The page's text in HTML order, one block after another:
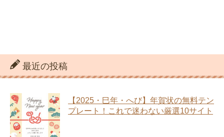
最近の投稿
【2025・巳年・へび】年賀状の無料テン
プレート！これで迷わない厳選10サイト